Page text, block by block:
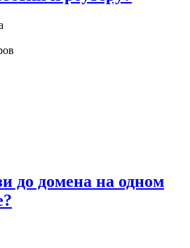
до домена на одном